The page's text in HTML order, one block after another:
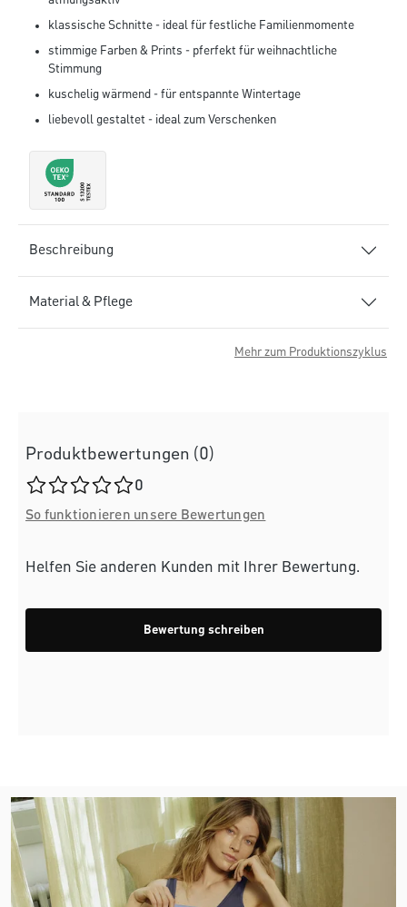
klassische Schnitte - ideal für festliche Familienmomente
stimmige Farben & Prints - pferfekt für weihnachtliche
Stimmung
kuschelig wärmend - für entspannte Wintertage
liebevoll gestaltet - ideal zum Verschenken
Beschreibung
Material & Pflege
Mehr zum Produktionszyklus
Produktbewertungen (0)
Durchschnittliche Bewertung von 0 von 5 Sternen
0
So funktionieren unsere Bewertungen
Helfen Sie anderen Kunden mit Ihrer Bewertung.
Bewertung schreiben